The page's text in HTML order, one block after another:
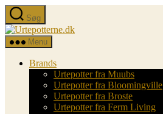
Spring
til
indholdet
Søg
Urtepotterne.dk
Menu
Brands
Urtepotter fra Muubs
Urtepotter fra Bloomingville
Urtepotter fra Broste
Urtepotter fra Ferm Living